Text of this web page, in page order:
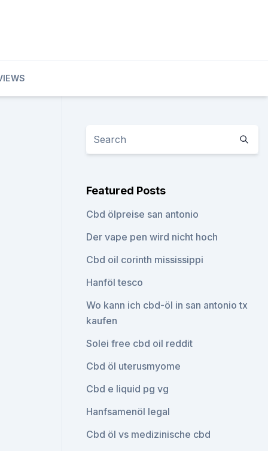
Featured Posts
Cbd ölpreise san antonio
Der vape pen wird nicht hoch
Cbd oil corinth mississippi
Hanföl tesco
Wo kann ich cbd-öl in san antonio tx
kaufen
Solei free cbd oil reddit
Cbd öl uterusmyome
Cbd e liquid pg vg
Hanfsamenöl legal
Cbd öl vs medizinische cbd